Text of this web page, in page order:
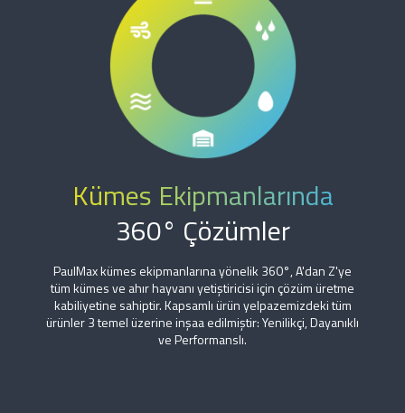
Kümes Ekipmanlarında
360° Çözümler
PaulMax kümes ekipmanlarına yönelik 360°, A'dan Z'ye
tüm kümes ve ahır hayvanı yetiştiricisi için çözüm üretme
kabiliyetine sahiptir. Kapsamlı ürün yelpazemizdeki tüm
ürünler 3 temel üzerine inşaa edilmiştir: Yenilikçi, Dayanıklı
ve Performanslı.